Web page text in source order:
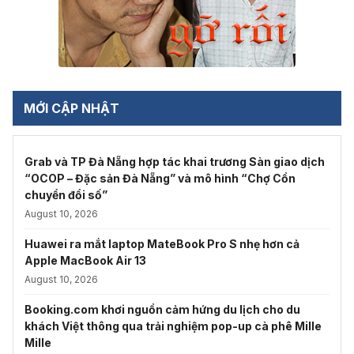
MỚI CẬP NHẬT
Grab và TP Đà Nẵng hợp tác khai trương Sàn giao dịch
“OCOP – Đặc sản Đà Nẵng” và mô hình “Chợ Cồn
chuyển đổi số”
August 10, 2026
Huawei ra mắt laptop MateBook Pro S nhẹ hơn cả
Apple MacBook Air 13
August 10, 2026
Booking.com khơi nguồn cảm hứng du lịch cho du
khách Việt thông qua trải nghiệm pop-up cà phê Mille
Mille